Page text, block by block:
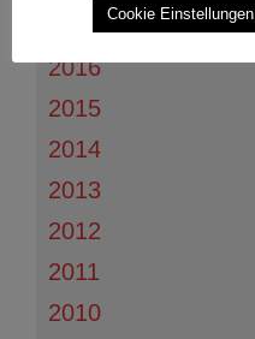
2017
2016
2015
2014
2013
2012
2011
2010
Cookie Einstellungen